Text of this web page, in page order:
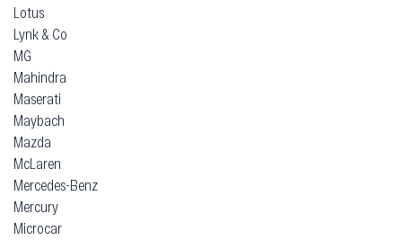
Lotus
Lynk & Co
MG
Mahindra
Maserati
Maybach
Mazda
McLaren
Mercedes-Benz
Mercury
Microcar